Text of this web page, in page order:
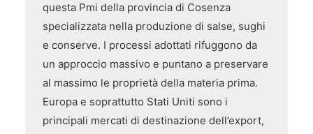
questa Pmi della provincia di Cosenza
specializzata nella produzione di salse, sughi
e conserve. I processi adottati rifuggono da
un approccio massivo e puntano a preservare
al massimo le proprietà della materia prima.
Europa e soprattutto Stati Uniti sono i
principali mercati di destinazione dell’export,